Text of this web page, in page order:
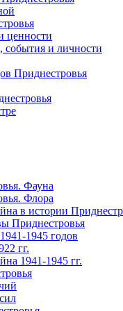
ценности
события и личности
Приднестровья
Фауна
Флора
в истории
Приднестровья
1945 годов
гг.
1941-1945 гг.